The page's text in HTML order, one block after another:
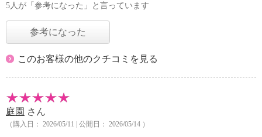
5人が「参考になった」と言っています
参考になった
このお客様の他のクチコミを見る
庭園 さん
（購入日： 2026/05/11 | 公開日： 2026/05/14 ）